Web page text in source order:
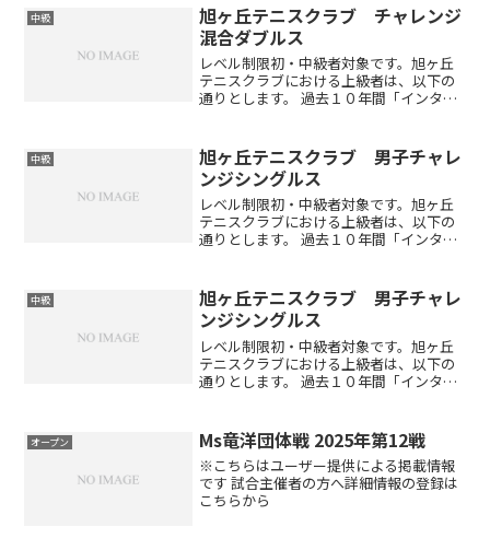
中級
旭ヶ丘テニスクラブ チャレンジ
混合ダブルス
レベル制限初・中級者対象です。旭ヶ丘
テニスクラブにおける上級者は、以下の
通りとします。 過去１０年間「インター
阜県選手権本戦有資格選手」 職業インス
トラクターエントリ...
中級
旭ヶ丘テニスクラブ 男子チャレ
ンジシングルス
レベル制限初・中級者対象です。旭ヶ丘
テニスクラブにおける上級者は、以下の
通りとします。 過去１０年間「インター
阜県選手権本戦有資格選手」 職業インス
トラクターアクセス...
中級
旭ヶ丘テニスクラブ 男子チャレ
ンジシングルス
レベル制限初・中級者対象です。旭ヶ丘
テニスクラブにおける上級者は、以下の
通りとします。 過去１０年間「インター
阜県選手権本戦有資格選手」 職業インス
トラクターアクセス...
オープン Ms竜洋団体戦 2025年第12戦
※こちらはユーザー提供による掲載情報
です 試合主催者の方へ詳細情報の登録は
こちらから